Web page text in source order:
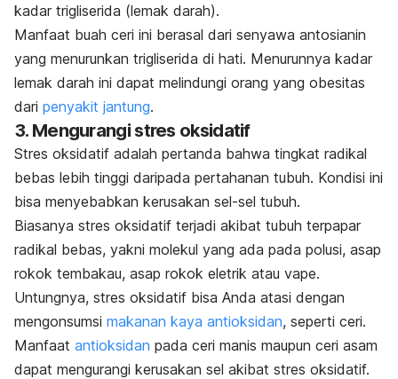
kadar trigliserida (lemak darah).
Manfaat buah ceri ini berasal dari senyawa antosianin
yang menurunkan trigliserida di hati. Menurunnya kadar
lemak darah ini dapat melindungi orang yang obesitas
dari penyakit jantung.
3. Mengurangi stres oksidatif
Stres oksidatif adalah pertanda bahwa tingkat radikal
bebas lebih tinggi daripada pertahanan tubuh. Kondisi ini
bisa menyebabkan kerusakan sel-sel tubuh.
Biasanya stres oksidatif terjadi akibat tubuh terpapar
radikal bebas, yakni molekul yang ada pada polusi, asap
rokok tembakau, asap rokok eletrik atau vape.
Untungnya, stres oksidatif bisa Anda atasi dengan
mengonsumsi makanan kaya antioksidan, seperti ceri.
Manfaat antioksidan pada ceri manis maupun ceri asam
dapat mengurangi kerusakan sel akibat stres oksidatif.